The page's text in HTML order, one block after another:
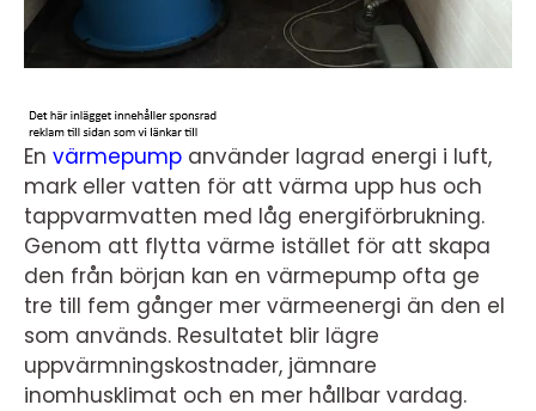
En värmepump använder lagrad energi i luft,
mark eller vatten för att värma upp hus och
tappvarmvatten med låg energiförbrukning.
Genom att flytta värme istället för att skapa
den från början kan en värmepump ofta ge
tre till fem gånger mer värmeenergi än den el
som används. Resultatet blir lägre
uppvärmningskostnader, jämnare
inomhusklimat och en mer hållbar vardag.